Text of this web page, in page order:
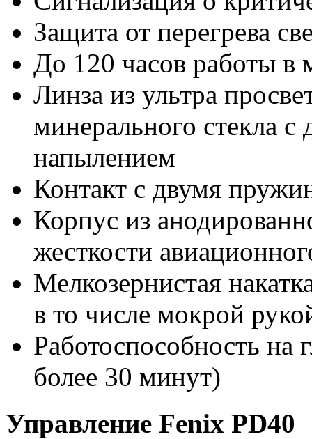
Защита от перегрева
До 120 часов работы в
Линза из ультра
минерального стекла
напылением
Контакт с двумя
Корпус из
жесткости
Мелкозернистая
в то числе мокрой
Работоспособность на
более 30 минут)
Управление Fenix PD40